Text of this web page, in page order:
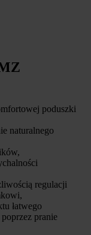
poduszki
naturalnego
regulacji
łatwego
pranie